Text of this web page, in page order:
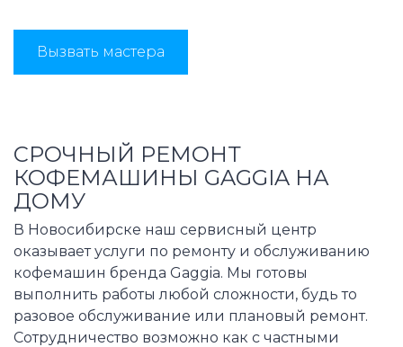
Вызвать мастера
СРОЧНЫЙ РЕМОНТ
КОФЕМАШИНЫ GAGGIA НА
ДОМУ
В Новосибирске наш сервисный центр
оказывает услуги по ремонту и обслуживанию
кофемашин бренда Gaggia. Мы готовы
выполнить работы любой сложности, будь то
разовое обслуживание или плановый ремонт.
Сотрудничество возможно как с частными